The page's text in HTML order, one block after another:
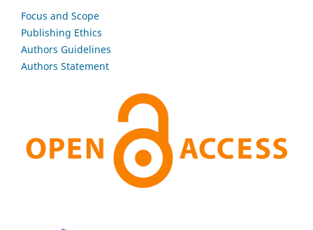
Focus and Scope
Publishing Ethics
Authors Guidelines
Authors Statement